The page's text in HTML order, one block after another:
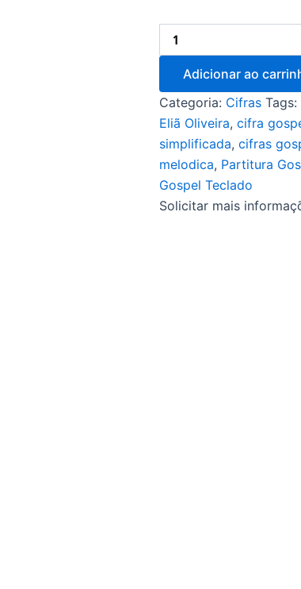
Adicionar ao
Categoria: Cifras Tags:
Eliã Oliveira, cifra
simplificada, cifras
melodica, Partitura
Gospel Teclado
Solicitar mais